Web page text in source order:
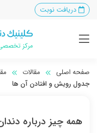
دریافت نوبت
صفحه اصلی مقالات
جدول رویش و افتادن آن ها
همه چیز درباره